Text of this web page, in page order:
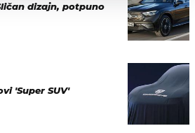
dizajn, potpuno
'Super SUV'